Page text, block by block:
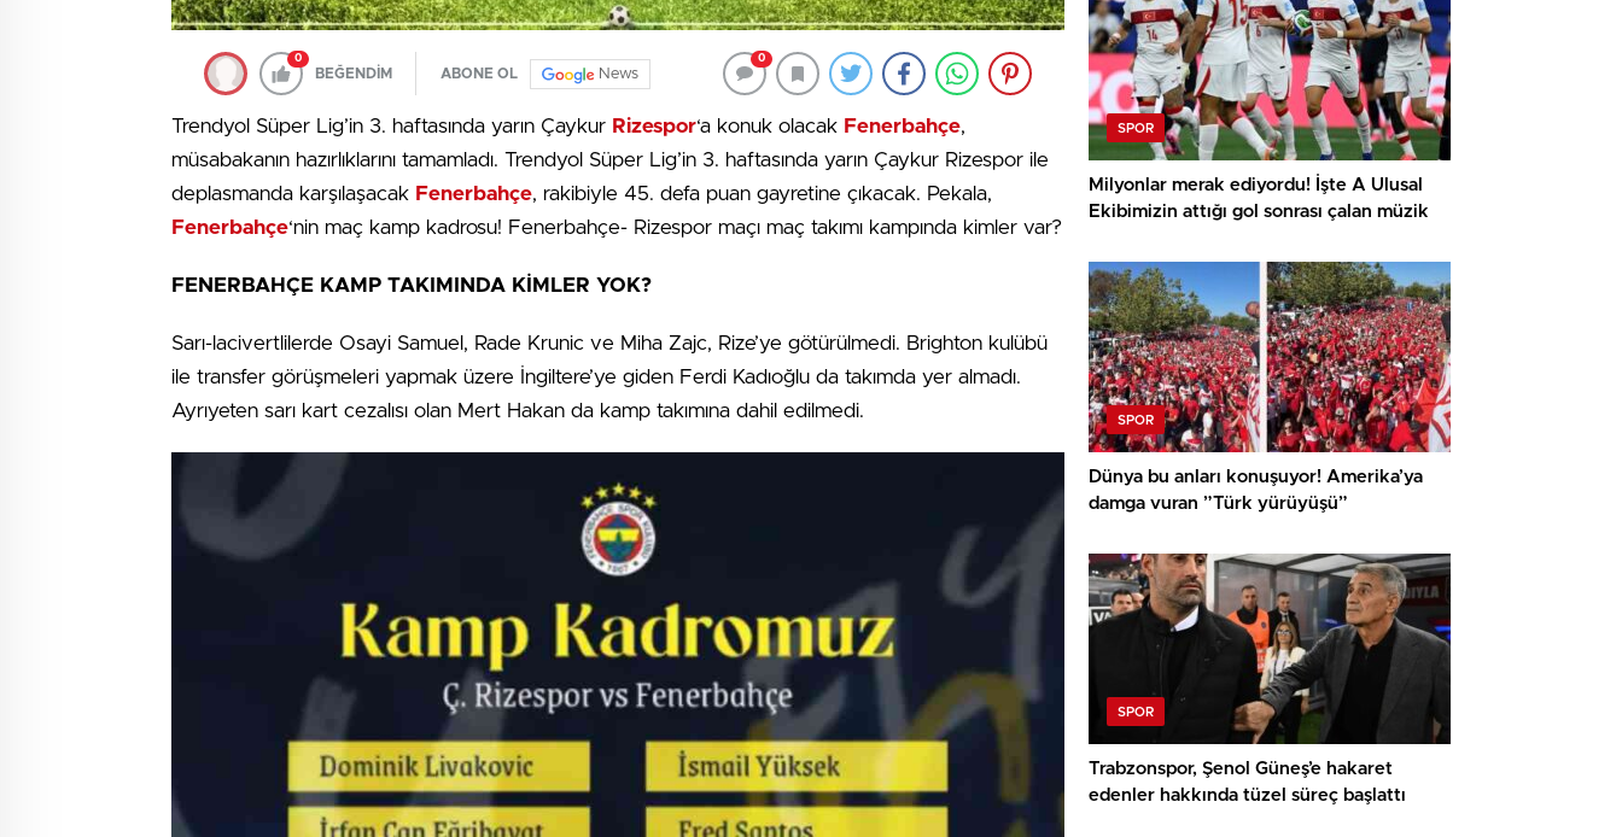
0
BEĞENDİM ABONE OL News
0
Trendyol Süper Lig’in 3. haftasında yarın Çaykur Rizespor‘a konuk olacak Fenerbahçe,
müsabakanın hazırlıklarını tamamladı. Trendyol Süper Lig’in 3. haftasında yarın Çaykur Rizespor ile
deplasmanda karşılaşacak Fenerbahçe, rakibiyle 45. defa puan gayretine çıkacak. Pekala,
Fenerbahçe‘nin maç kamp kadrosu! Fenerbahçe- Rizespor maçı maç takımı kampında kimler var?
FENERBAHÇE KAMP TAKIMINDA KİMLER YOK?
Sarı-lacivertlilerde Osayi Samuel, Rade Krunic ve Miha Zajc, Rize’ye götürülmedi. Brighton kulübü
ile transfer görüşmeleri yapmak üzere İngiltere’ye giden Ferdi Kadıoğlu da takımda yer almadı.
Ayrıyeten sarı kart cezalısı olan Mert Hakan da kamp takımına dahil edilmedi.
SPOR
Milyonlar merak ediyordu! İşte A Ulusal
Ekibimizin attığı gol sonrası çalan müzik
SPOR
Dünya bu anları konuşuyor! Amerika’ya
damga vuran ”Türk yürüyüşü”
SPOR
Trabzonspor, Şenol Güneş’e hakaret
edenler hakkında tüzel süreç başlattı